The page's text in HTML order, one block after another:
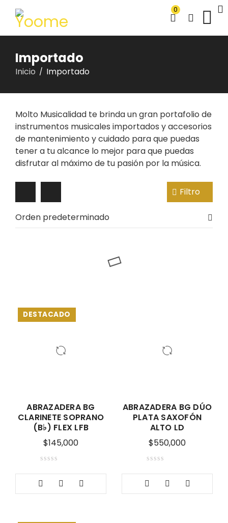
0
Importado
Inicio / Importado
Molto Musicalidad te brinda un gran portafolio de
instrumentos musicales importados y accesorios
de mantenimiento y cuidado para que puedas
tener a tu alcance lo mejor para que puedas
disfrutar al máximo de tu pasión por la música.
Filtro
Orden predeterminado
DESTACADO
ABRAZADERA BG
CLARINETE SOPRANO
(B♭) FLEX LFB
$145,000
ABRAZADERA BG DÚO
PLATA SAXOFÓN
ALTO LD
$550,000